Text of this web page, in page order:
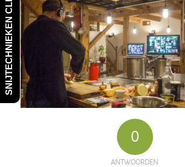
0
ANTWOORDEN
SNIJTECHNIEKEN CLINIC € 50